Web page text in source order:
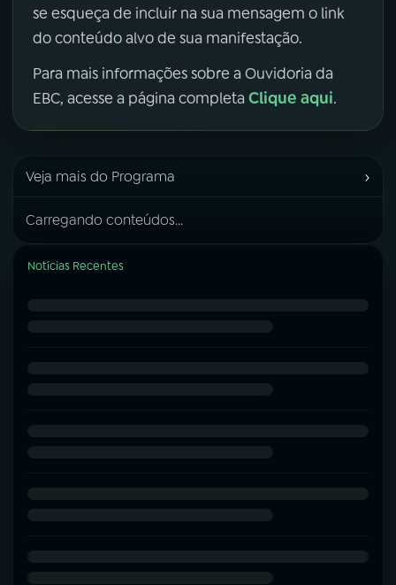
se esqueça de incluir na sua mensagem o link
do conteúdo alvo de sua manifestação.
Para mais informações sobre a Ouvidoria da
EBC, acesse a página completa Clique aqui.
Veja mais do Programa ›
Carregando conteúdos...
Notícias Recentes